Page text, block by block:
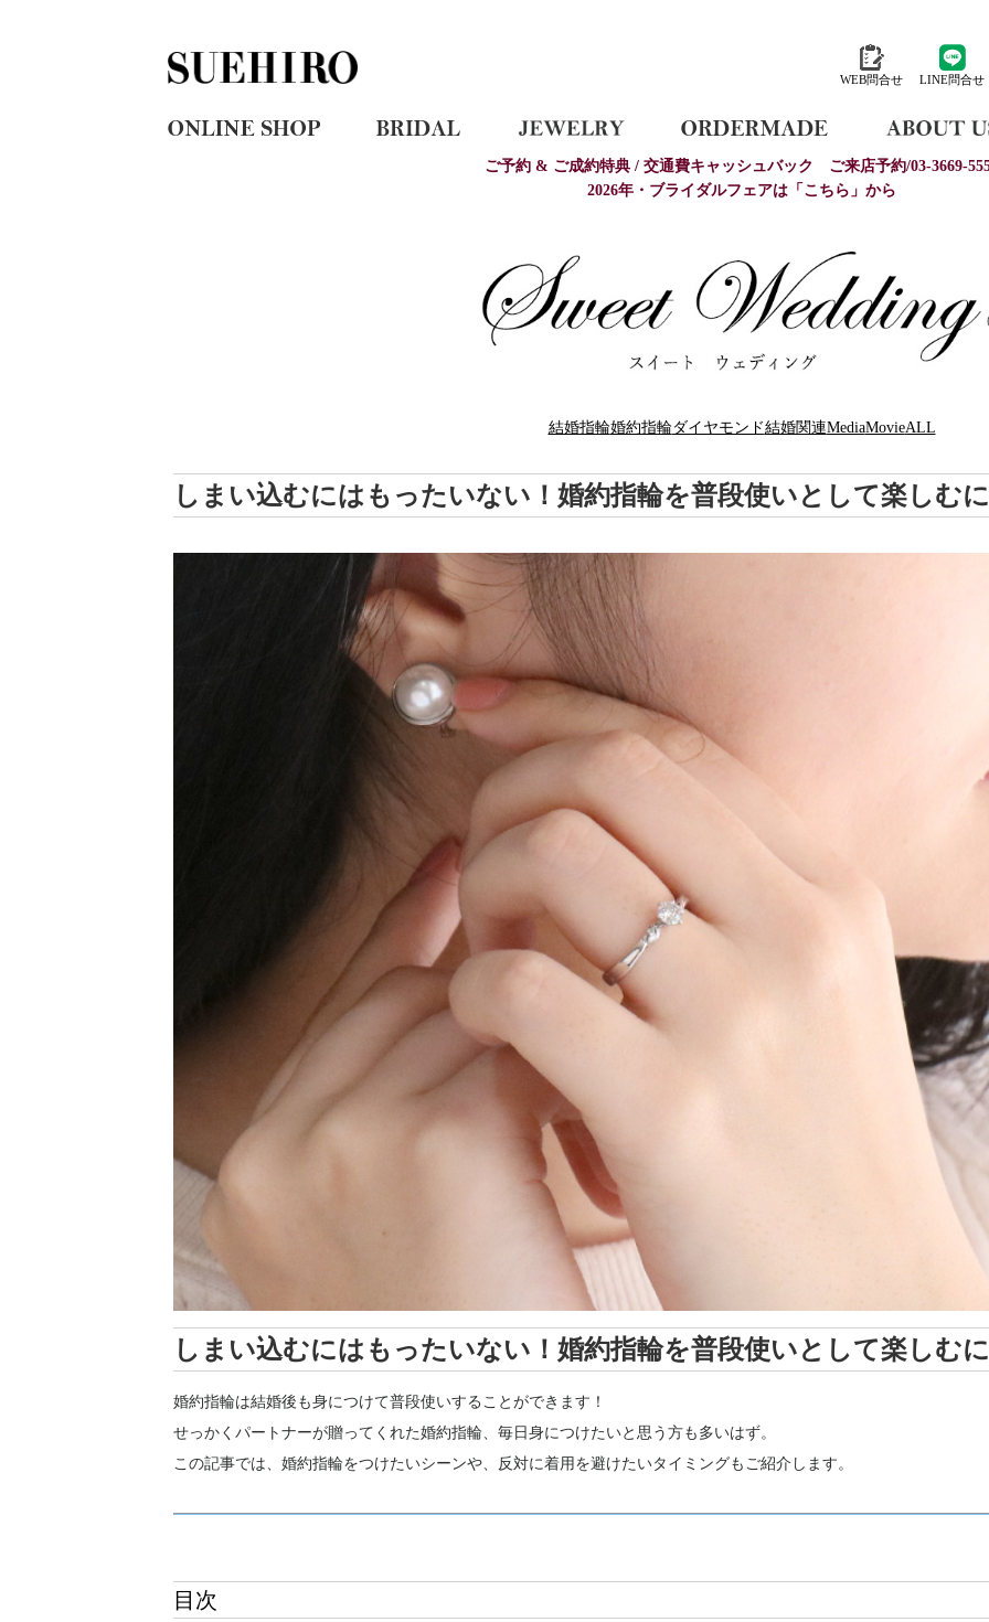
WEB問合せ LINE問合せ
ご予約 & ご成約特典 / 交通費キャッシュバック
ご来店予約/03-3669-
2026年・ブライダルフェアは「こちら」から
結婚指輪婚約指輪 ダイヤモンド結婚関連MediaMovieALL
しまい込むにはもったいない！婚約指輪を普段使いとして楽しむ
しまい込むにはもったいない！婚約指輪を普段使いとして楽しむ
婚約指輪は結婚後も身につけて普段使いすることができます！
せっかくパートナーが贈ってくれた婚約指輪、毎日身につけたいと思う方も多いはず。
この記事では、婚約指輪をつけたいシーンや、反対に着用を避けたいタイミングもご紹介します。
目次